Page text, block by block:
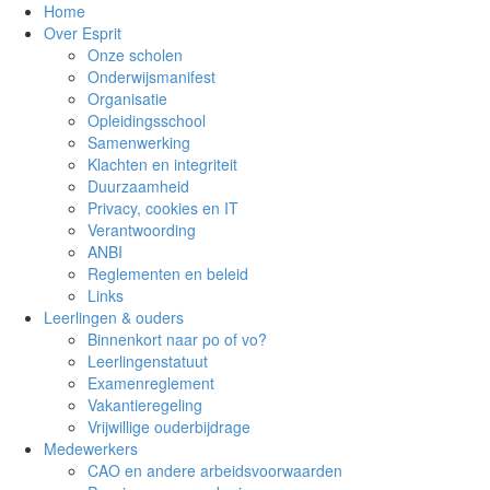
Home
Over Esprit
Onze scholen
Onderwijsmanifest
Organisatie
Opleidingsschool
Samenwerking
Klachten en integriteit
Duurzaamheid
Privacy, cookies en IT
Verantwoording
ANBI
Reglementen en beleid
Links
Leerlingen & ouders
Binnenkort naar po of vo?
Leerlingenstatuut
Examenreglement
Vakantieregeling
Vrijwillige ouderbijdrage
Medewerkers
CAO en andere arbeidsvoorwaarden